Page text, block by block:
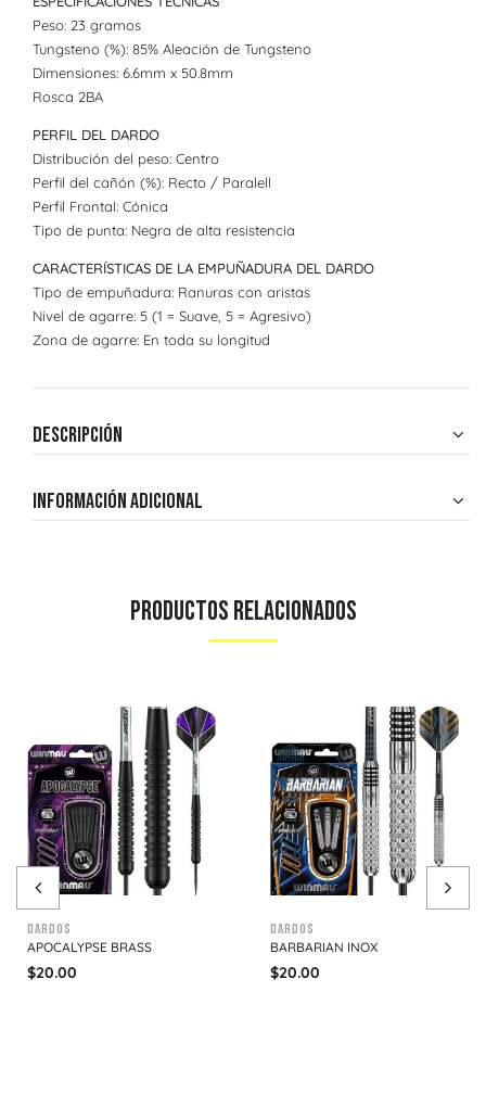
Peso: 23 gramos
Tungsteno (%): 85% Aleación de Tungsteno
Dimensiones: 6.6mm x 50.8mm
Rosca 2BA
PERFIL DEL DARDO
Distribución del peso: Centro
Perfil del cañón (%): Recto / Paralell
Perfil Frontal: Cónica
Tipo de punta: Negra de alta resistencia
CARACTERÍSTICAS DE LA EMPUÑADURA DEL DARDO
Tipo de empuñadura: Ranuras con aristas
Nivel de agarre: 5 (1 = Suave, 5 = Agresivo)
Zona de agarre: En toda su longitud
Descripción
Información adicional
Productos Relacionados
Dardos
APOCALYPSE BRASS
$20.00
Dardos
BARBARIAN INOX
$20.00